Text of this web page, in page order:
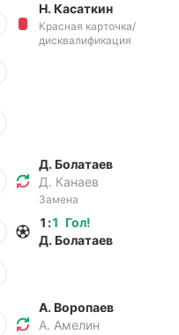
Н. Касаткин
Красная карточка/
дисквалификация
Д. Болатаев
Д. Канаев
Замена
Гол!
1 :1
Д. Болатаев
А. Воропаев
А. Амелин